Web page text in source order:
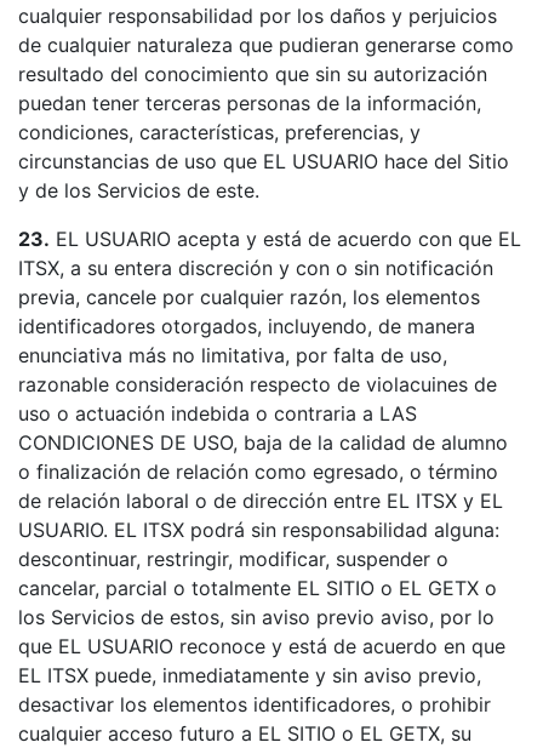
cualquier responsabilidad por los daños y perjuicios
de cualquier naturaleza que pudieran generarse como
resultado del conocimiento que sin su autorización
puedan tener terceras personas de la información,
condiciones, características, preferencias, y
circunstancias de uso que EL USUARIO hace del Sitio
y de los Servicios de este.
23. EL USUARIO acepta y está de acuerdo con que EL
ITSX, a su entera discreción y con o sin notificación
previa, cancele por cualquier razón, los elementos
identificadores otorgados, incluyendo, de manera
enunciativa más no limitativa, por falta de uso,
razonable consideración respecto de violacuines de
uso o actuación indebida o contraria a LAS
CONDICIONES DE USO, baja de la calidad de alumno
o finalización de relación como egresado, o término
de relación laboral o de dirección entre EL ITSX y EL
USUARIO. EL ITSX podrá sin responsabilidad alguna:
descontinuar, restringir, modificar, suspender o
cancelar, parcial o totalmente EL SITIO o EL GETX o
los Servicios de estos, sin aviso previo aviso, por lo
que EL USUARIO reconoce y está de acuerdo en que
EL ITSX puede, inmediatamente y sin aviso previo,
desactivar los elementos identificadores, o prohibir
cualquier acceso futuro a EL SITIO o EL GETX, su